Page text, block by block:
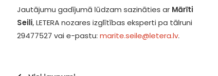
Jautājumu gadījumā lūdzam sazināties ar Mārīti
Seili, LETERA nozares izglītības eksperti pa tālruni
29477527 vai e-pastu: marite.seile@letera.lv.